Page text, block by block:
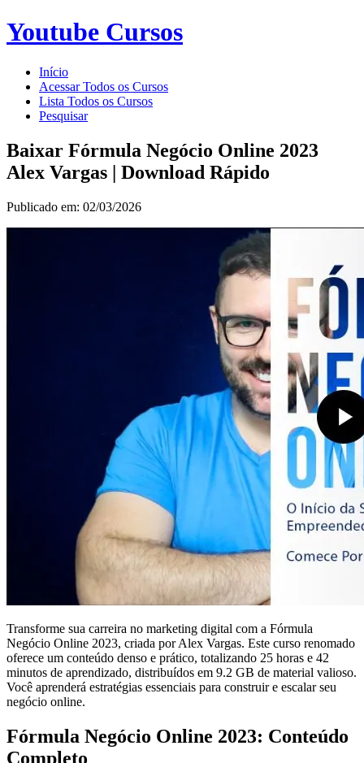
Youtube Cursos
Início
Acessar Todos os Cursos
Lista Todos os Cursos
Pesquisar
Baixar Fórmula Negócio Online 2023
Alex Vargas | Download Rápido
Publicado em: 02/03/2026
Transforme sua carreira no marketing digital com a Fórmula
Negócio Online 2023, criada por Alex Vargas. Este curso renomado
oferece um conteúdo denso e prático, totalizando 25 horas e 42
minutos de aprendizado, distribuídos em 9.2 GB de material valioso.
Você aprenderá estratégias essenciais para construir e escalar seu
negócio online.
Fórmula Negócio Online 2023: Conteúdo
Completo